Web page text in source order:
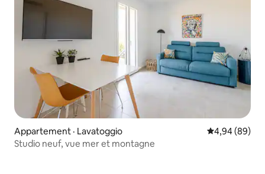
Appartement · Lavatoggio Note
4,94 (89)
Studio neuf, vue mer et montagne